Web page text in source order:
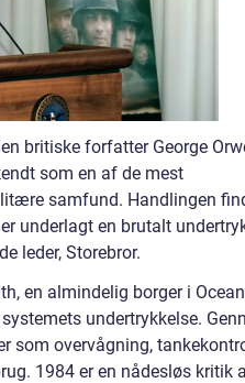
britiske forfatter George
som en af de mest
samfund. Handlingen
underlagt en brutalt
leder, Storebror.
en almindelig borger i
undertrykkelse.
som overvågning,
1984 er en nådesløs kritik